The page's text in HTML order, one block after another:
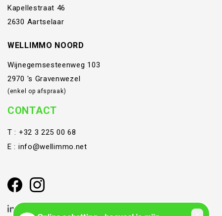
Kapellestraat 46
2630 Aartselaar
WELLIMMO NOORD
Wijnegemsesteenweg 103
2970 's Gravenwezel
(enkel op afspraak)
CONTACT
T : +32 3 225 00 68
E : info@wellimmo.net